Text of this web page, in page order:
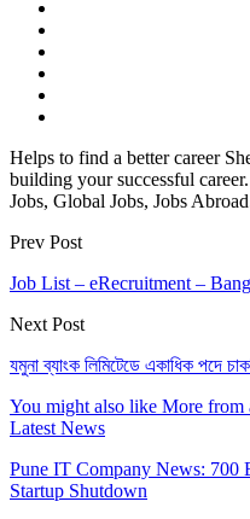
Helps to find a better career
building your successful
Jobs, Global Jobs, Jobs
Prev Post
Job List – eRecruitment –
Next Post
যমুনা ব্যাংক লিমিটেডে একাধিক পদে
You might also like More from
Latest News
Pune IT Company News: 700
Startup Shutdown